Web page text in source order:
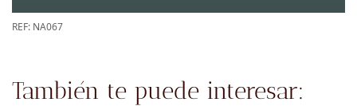
REF: NA067
También te puede interesar: